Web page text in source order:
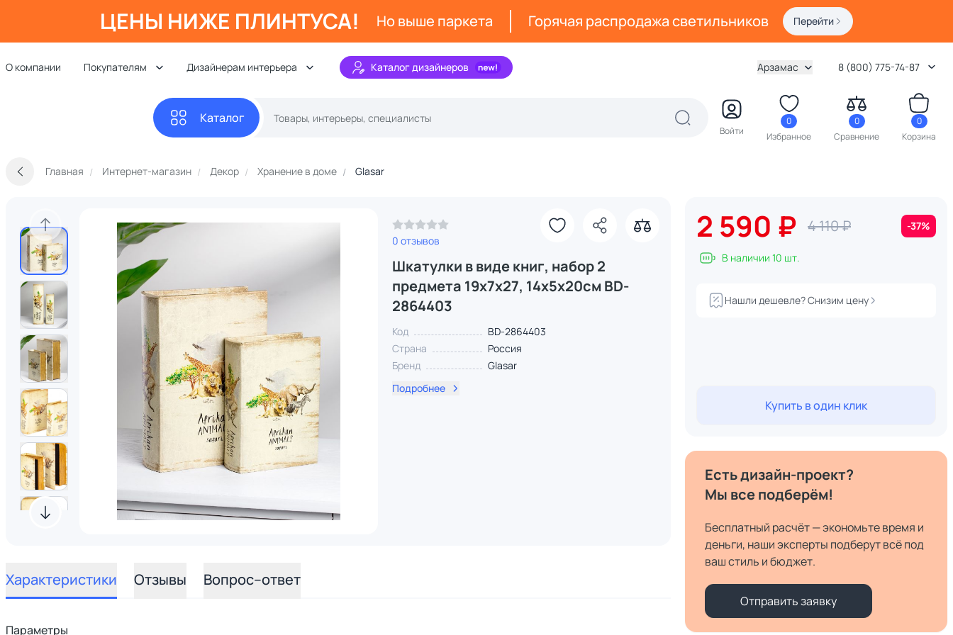
ЦЕНЫ НИЖЕ ПЛИНТУСА! Но выше паркета Горячая распродажа светильников Перейти
О компании Покупателям Дизайнерам интерьера Каталог дизайнеров Арзамас 8 (800) 775-74-87
Каталог
Войти
0
Избранное
0
Сравнение
0
Корзина
Главная Интернет-магазин Декор Хранение в доме Glasar
0 отзывов
Шкатулки в виде книг, набор 2
предмета 19х7х27, 14х5х20см BD-
2864403
Код
BD-2864403
Страна
Россия
Бренд
Glasar
Подробнее
Характеристики Отзывы Вопрос–ответ
Параметры
2 590 ₽ 4 110 ₽ -37%
В наличии 10 шт.
Нашли дешевле? Снизим цену
Купить в один клик
Есть дизайн-проект?
Мы все подберём!
Бесплатный расчёт — экономьте время и
деньги, наши эксперты подберут всё под
ваш стиль и бюджет.
Отправить заявку